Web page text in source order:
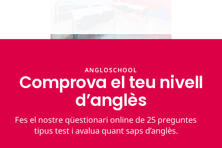
ANGLOSCHOOL
Comprova el teu nivell
d’anglès
Fes el nostre qüestionari online de 25 preguntes
tipus test i avalua quant saps d’anglès.